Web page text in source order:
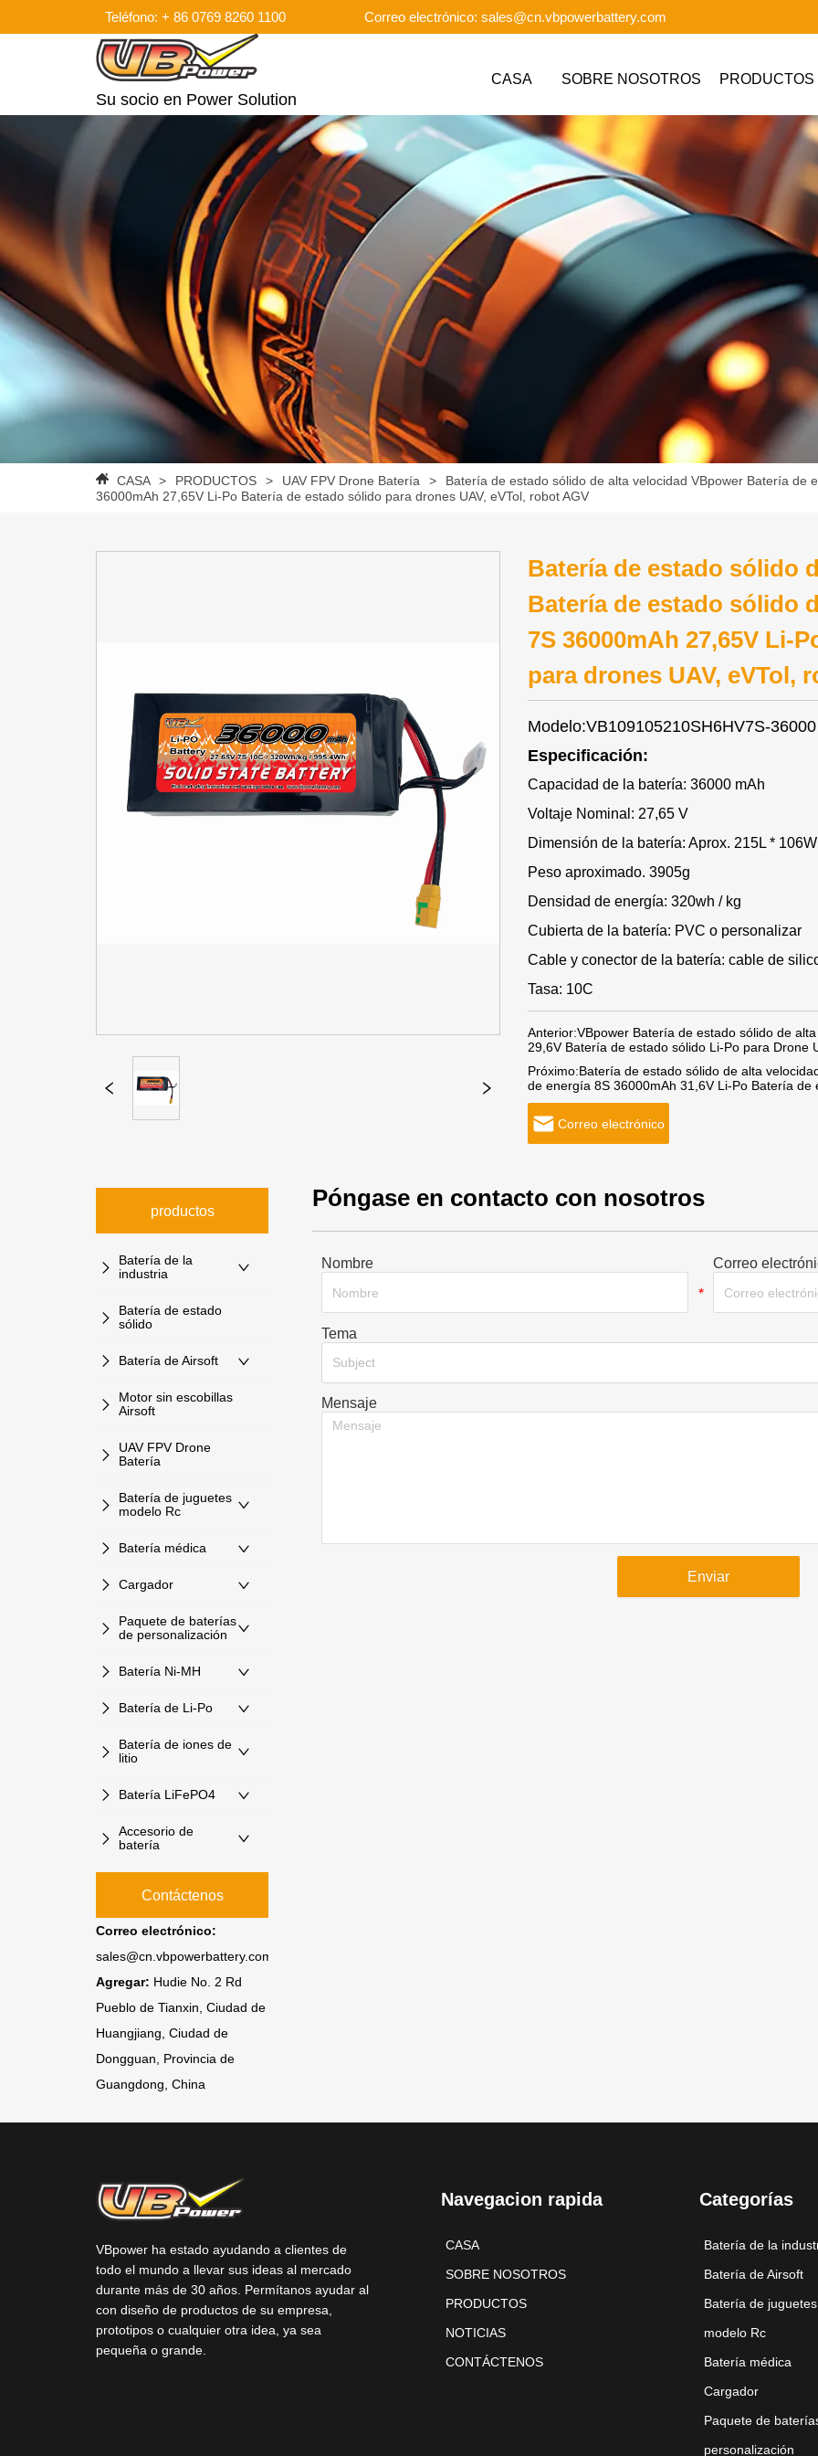
Teléfono: + 86 0769 8260 1100 Correo electrónico: sales@cn.vbpowerbattery.com
Su socio en Power Solution
CASA SOBRE NOSOTROS PRODUCTOS
CASA > PRODUCTOS > UAV FPV Drone Batería >
Batería de estado sólido de alta velocidad VBpower Batería de
36000mAh 27,65V Li-Po Batería de estado sólido para drones UAV, eVTol, robot AGV
Batería de estado sólido
Batería de estado sólido
7S 36000mAh 27,65V Li-
para drones UAV, eVTol,
Modelo:VB109105210SH6HV7S-36000
Especificación:
Capacidad de la batería: 36000 mAh
Voltaje Nominal: 27,65 V
Dimensión de la batería: Aprox. 215L *
Peso aproximado. 3905g
Densidad de energía: 320wh / kg
Cubierta de la batería: PVC o personalizar
Cable y conector de la batería: cable de
Tasa: 10C
Anterior:VBpower Batería de estado sólido de
29,6V Batería de estado sólido Li-Po para Drone
Próximo:Batería de estado sólido de alta
de energía 8S 36000mAh 31,6V Li-Po Batería de
Correo electrónico
productos
Batería de la
industria
Batería de estado
sólido
Batería de Airsoft
Motor sin escobillas
Airsoft
UAV FPV Drone
Batería
Batería de juguetes
modelo Rc
Batería médica
Cargador
Paquete de baterías
de personalización
Batería Ni-MH
Batería de Li-Po
Batería de iones de
litio
Batería LiFePO4
Accesorio de
batería
Contáctenos
Correo electrónico:
sales@cn.vbpowerbattery.com
Agregar: Hudie No. 2 Rd
Pueblo de Tianxin, Ciudad de
Huangjiang, Ciudad de
Dongguan, Provincia de
Guangdong, China
Póngase en contacto con nosotros
Nombre
*
Correo
Tema
Subject
Mensaje
Enviar
VBpower ha estado ayudando a clientes de
todo el mundo a llevar sus ideas al mercado
durante más de 30 años. Permítanos ayudar al
con diseño de productos de su empresa,
prototipos o cualquier otra idea, ya sea
pequeña o grande.
Navegacion rapida
CASA
SOBRE NOSOTROS
PRODUCTOS
NOTICIAS
CONTÁCTENOS
Categorías
Batería de la
Batería de Airsoft
Batería de juguetes
modelo Rc
Batería médica
Cargador
Paquete de
personalización